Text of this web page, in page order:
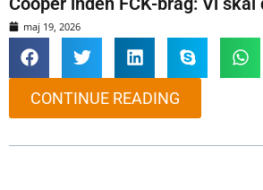
maj 19, 2026
CONTINUE READING